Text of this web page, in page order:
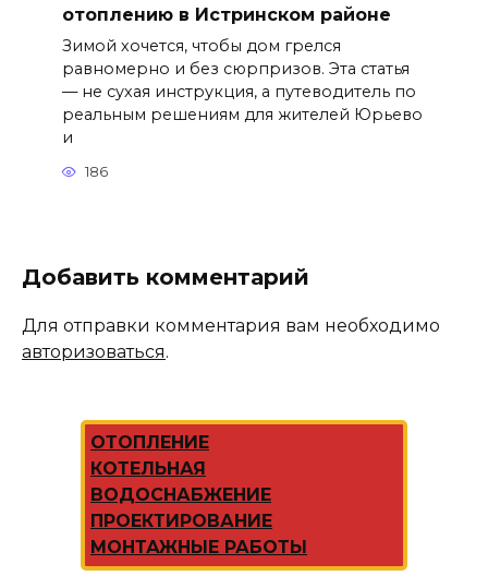
отоплению в Истринском районе
Зимой хочется, чтобы дом грелся
равномерно и без сюрпризов. Эта статья
— не сухая инструкция, а путеводитель по
реальным решениям для жителей Юрьево
и
186
Добавить комментарий
Для отправки комментария вам необходимо
авторизоваться.
ОТОПЛЕНИЕ
КОТЕЛЬНАЯ
ВОДОСНАБЖЕНИЕ
ПРОЕКТИРОВАНИЕ
МОНТАЖНЫЕ РАБОТЫ